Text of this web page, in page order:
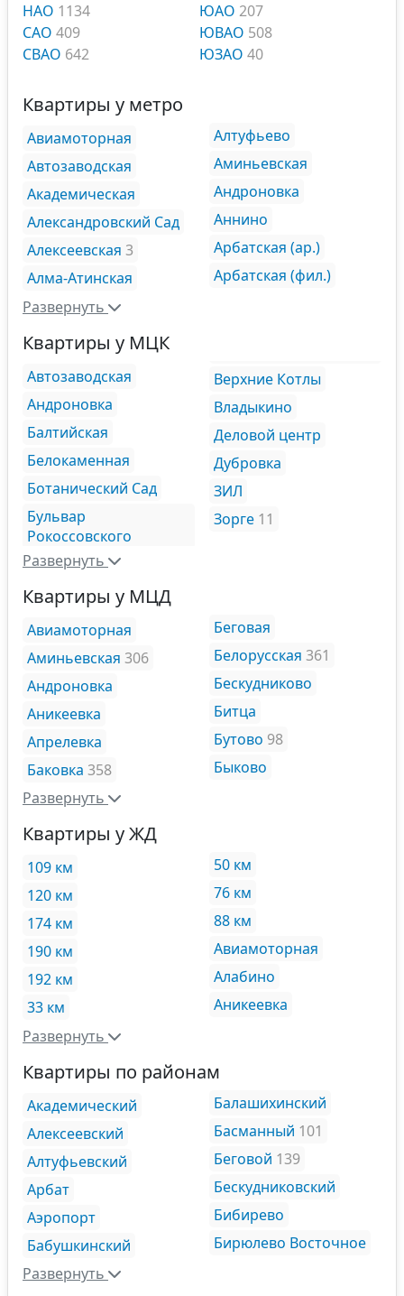
НАО 1134
САО 409
СВАО 642
ЮАО 207
ЮВАО 508
ЮЗАО 40
Квартиры у метро
Авиамоторная
Автозаводская
Академическая
Александровский Сад
Алексеевская 3
Алма-Атинская
Алтуфьево
Аминьевская
Андроновка
Аннино
Арбатская (ар.)
Арбатская (фил.)
Развернуть
Квартиры у МЦК
Автозаводская
Андроновка
Балтийская
Белокаменная
Ботанический Сад
Бульвар
Рокоссовского
Верхние Котлы
Владыкино
Деловой центр
Дубровка
ЗИЛ
Зорге 11
Развернуть
Квартиры у МЦД
Авиамоторная
Аминьевская 306
Андроновка
Аникеевка
Апрелевка
Баковка 358
Беговая
Белорусская 361
Бескудниково
Битца
Бутово 98
Быково
Развернуть
Квартиры у ЖД
109 км
120 км
174 км
190 км
192 км
33 км
50 км
76 км
88 км
Авиамоторная
Алабино
Аникеевка
Развернуть
Квартиры по районам
Академический
Алексеевский
Алтуфьевский
Арбат
Аэропорт
Бабушкинский
Балашихинский
Басманный 101
Беговой 139
Бескудниковский
Бибирево
Бирюлево Восточное
Развернуть